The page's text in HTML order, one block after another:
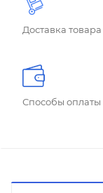
Доставка товара
Способы оплаты